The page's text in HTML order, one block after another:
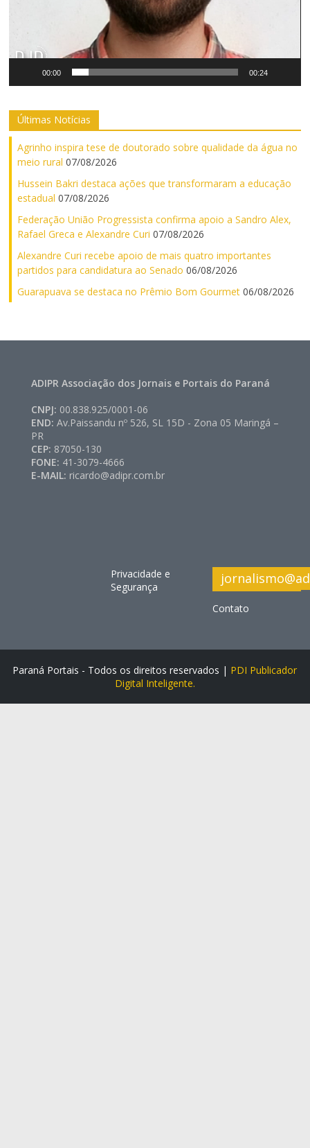
00:00 00:24
Últimas Notícias
Agrinho inspira tese de doutorado sobre qualidade da água no
meio rural 07/08/2026
Hussein Bakri destaca ações que transformaram a educação
estadual 07/08/2026
Federação União Progressista confirma apoio a Sandro Alex,
Rafael Greca e Alexandre Curi 07/08/2026
Alexandre Curi recebe apoio de mais quatro importantes
partidos para candidatura ao Senado 06/08/2026
Guarapuava se destaca no Prêmio Bom Gourmet 06/08/2026
ADIPR Associação dos Jornais e Portais do Paraná
CNPJ: 00.838.925/0001-06
END:Av.Paissandu nº 526, SL 15D - Zona 05 Maringá –
PR
CEP: 87050-130
FONE: 41-3079-4666
E-MAIL: ricardo@adipr.com.br
Privacidade e
Segurança
Contato
Paraná Portais - Todos os direitos reservados | PDI Publicador
Digital Inteligente.